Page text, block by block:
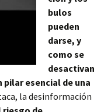
bulos
pueden
darse, y
como se
desactivan
pilar esencial de una
la desinformación